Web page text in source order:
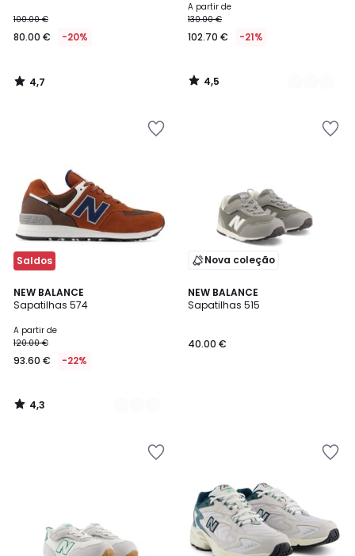
€
em
de
100.00
100.00 €
80.00 € -20%
4,7
/
A partir de
130.00 €
102.70 € -21%
4,5
/
Saldos
NEW BALANCE
Sapatilhas 574
A partir de
120.00 €
93.60 € -22%
4,3
/ 5
3
Cores
4,3
/
Nova coleção
NEW BALANCE
Sapatilhas 515
40.00 €